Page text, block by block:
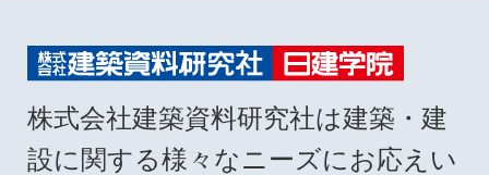
株式会社建築資料研究社は建築・建
設に関する様々なニーズにお応えい